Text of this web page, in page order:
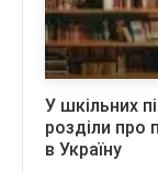
У шкільних
розділи про
в Україну